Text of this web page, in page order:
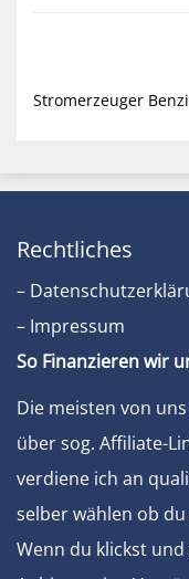
Stromerzeuger
Rechtliches
–
– Impressum
So Finanzieren wir
Die meisten von
über sog. Affiliate-
verdiene ich an
selber wählen ob
Wenn du klickst